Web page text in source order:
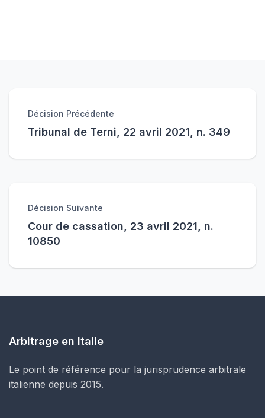
Décision Précédente
Tribunal de Terni, 22 avril 2021, n. 349
Décision Suivante
Cour de cassation, 23 avril 2021, n.
10850
Arbitrage en Italie
Le point de référence pour la jurisprudence arbitrale
italienne depuis 2015.